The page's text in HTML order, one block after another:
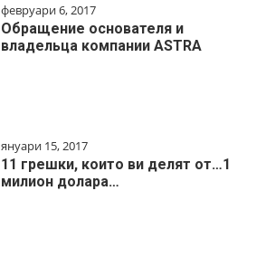
февруари 6, 2017
Обращение основателя и
владельца компании ASTRA
януари 15, 2017
11 грешки, които ви делят от…1
милиoн дoлapa…